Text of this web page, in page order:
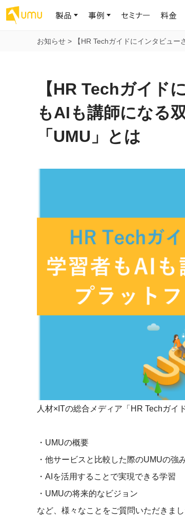
製品
AIリテラシーコース
大規模言語モデル時代のAIリテラ
シー養成オンラインコース
プロンプトリテラシーのミニコ
企業のAIリテラシーを可視化し、組
AI人材育成：次世代トップセー
営業担当者のAI活用力を高め、成
AI人材育成：タイムマネジメント
AIでタスクの優先順位を瞬時に判
AI人材育成：プロジェクトマネ
戦略を立案。組織を巻き込み、成果
事例
お客様の課題解決のプロセスと成果を、インタビュー記
お客様の声
UMUをご利用中のお客様から寄せられた、リアルなご
導入企業一覧
2.8万社以上が導入した信頼と実績の一覧を、こちらで
セミナー 料金
AI活用や人材育成に役立つ、課題解決のための資料を
お知らせ
イベントやプレスリリースなど、UMUに関する最新の公
UMUコースマーケット
プロが作成した質の高い研修コースを購入し、即座に
世界203カ国・国内28,000社以上の導入実績と基本
私たちについて
ミッション・ビジョン、社名に込められた想い
ISO認証取得済み。最高水準のセキュリティ体制
お知らせ > 【HR Techガイドにインタビュ
【HR Techガイド
もAIも講師になる
「UMU」とは
人材×ITの総合メディア「HR Techガイ
・UMUの概要
・他サービスと比較した際のUMUの強
・AIを活用することで実現できる学習
・UMUの将来的なビジョン
など、様々なことをご質問いただきまし